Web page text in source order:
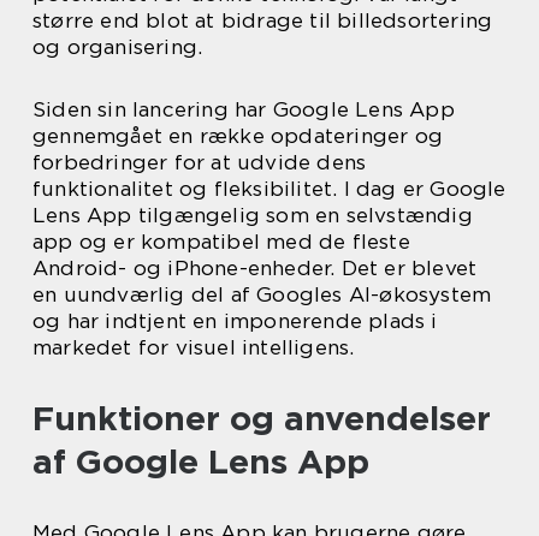
større end blot at bidrage til billedsortering
og organisering.
Siden sin lancering har Google Lens App
gennemgået en række opdateringer og
forbedringer for at udvide dens
funktionalitet og fleksibilitet. I dag er Google
Lens App tilgængelig som en selvstændig
app og er kompatibel med de fleste
Android- og iPhone-enheder. Det er blevet
en uundværlig del af Googles AI-økosystem
og har indtjent en imponerende plads i
markedet for visuel intelligens.
Funktioner og anvendelser
af Google Lens App